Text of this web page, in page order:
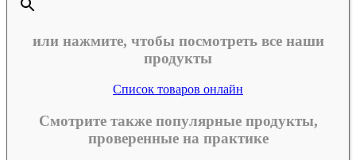
или нажмите, чтобы посмотреть все наши
продукты
Список товаров онлайн
Смотрите также популярные продукты,
проверенные на практике